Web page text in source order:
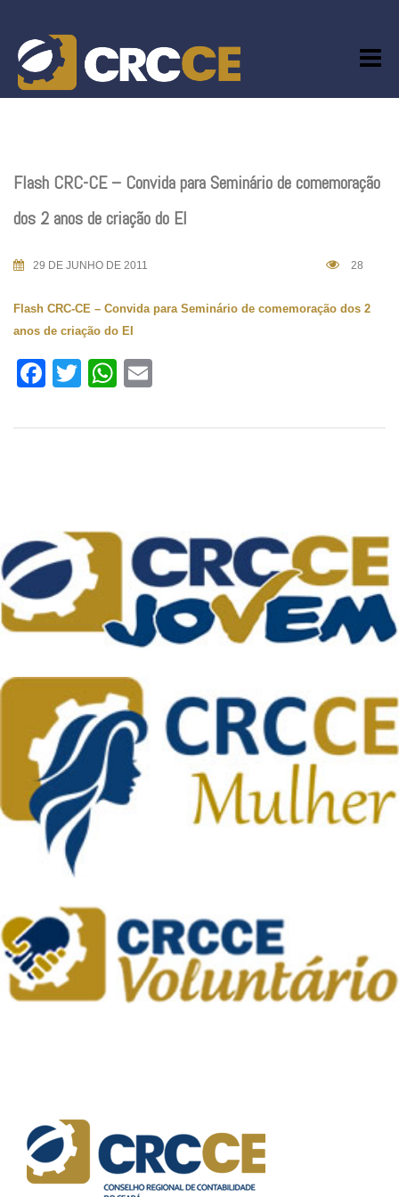
content
Flash CRC-CE – Convida para Seminário de comemoração
dos 2 anos de criação do EI
29 DE JUNHO DE 2011 28
Flash CRC-CE – Convida para Seminário de comemoração dos 2
anos de criação do EI
Facebook
TwitterWhatsApp